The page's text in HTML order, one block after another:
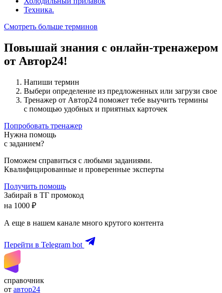
Техника.
Смотреть больше терминов
Повышай знания с онлайн-тренажером
от Автор24!
Напиши термин
Выбери определение из предложенных или загрузи свое
Тренажер от Автор24 поможет тебе выучить термины
с помощью удобных и приятных карточек
Попробовать тренажер
Нужна помощь
с заданием?
Поможем справиться с любыми заданиями.
Квалифицированные и проверенные эксперты
Получить помощь
Забирай в ТГ промокод
на 1000 ₽
А еще в нашем канале много крутого контента
Перейти в Telegram bot
справочник
от автор24